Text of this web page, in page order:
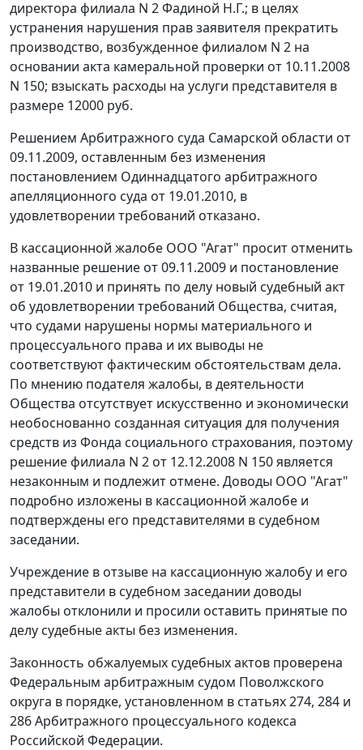
директора филиала N 2 Фадиной Н.Г.; в целях
устранения нарушения прав заявителя прекратить
производство, возбужденное филиалом N 2 на
основании акта камеральной проверки от 10.11.2008
N 150; взыскать расходы на услуги представителя в
размере 12000 руб.
Решением Арбитражного суда Самарской области от
09.11.2009, оставленным без изменения
постановлением Одиннадцатого арбитражного
апелляционного суда от 19.01.2010, в
удовлетворении требований отказано.
В кассационной жалобе ООО "Агат" просит отменить
названные решение от 09.11.2009 и постановление
от 19.01.2010 и принять по делу новый судебный акт
об удовлетворении требований Общества, считая,
что судами нарушены нормы материального и
процессуального права и их выводы не
соответствуют фактическим обстоятельствам дела.
По мнению подателя жалобы, в деятельности
Общества отсутствует искусственно и экономически
необоснованно созданная ситуация для получения
средств из Фонда социального страхования, поэтому
решение филиала N 2 от 12.12.2008 N 150 является
незаконным и подлежит отмене. Доводы ООО "Агат"
подробно изложены в кассационной жалобе и
подтверждены его представителями в судебном
заседании.
Учреждение в отзыве на кассационную жалобу и его
представители в судебном заседании доводы
жалобы отклонили и просили оставить принятые по
делу судебные акты без изменения.
Законность обжалуемых судебных актов проверена
Федеральным арбитражным судом Поволжского
округа в порядке, установленном в статьях 274, 284 и
286Арбитражного процессуального кодекса
Российской Федерации.